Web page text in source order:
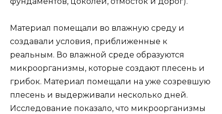
Материал помещали во влажную среду и
создавали условия, приближенные к
реальным. Во влажной среде образуются
микроорганизмы, которые создают плесень и
грибок. Материал помещали на уже созревшую
плесень и выдерживали несколько дней.
Исследование показало, что микроорганизмы